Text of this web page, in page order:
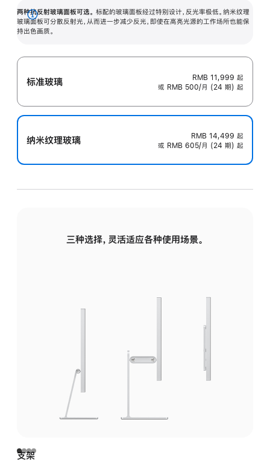
两种抗反射玻璃面板可选。 标配的玻璃面板经过特别设计，反光率极低。纳米纹理
玻璃面板可分散反射光，从而进一步减少反光，即使在高亮光源的工作场所也能保
持出色画质。
展
开
标准玻璃 RMB 11,999 起
或 RMB 500/月 (24 期) 起
纳米纹理玻璃 RMB 14,499 起
或 RMB 605/月 (24 期) 起
三种选择，灵活适应各种使用场景。
支架